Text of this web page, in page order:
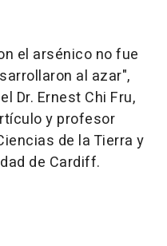
el arsénico no fue
al azar",
Dr. Ernest Chi Fru,
y profesor
de la Tierra y
de Cardiff.